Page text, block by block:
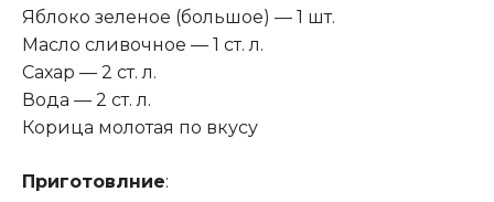
Яблоко зеленое (большое) — 1 шт.
Масло сливочное — 1 ст. л.
Сахар — 2 ст. л.
Вода — 2 ст. л.
Корица молотая по вкусу
Приготовлние: